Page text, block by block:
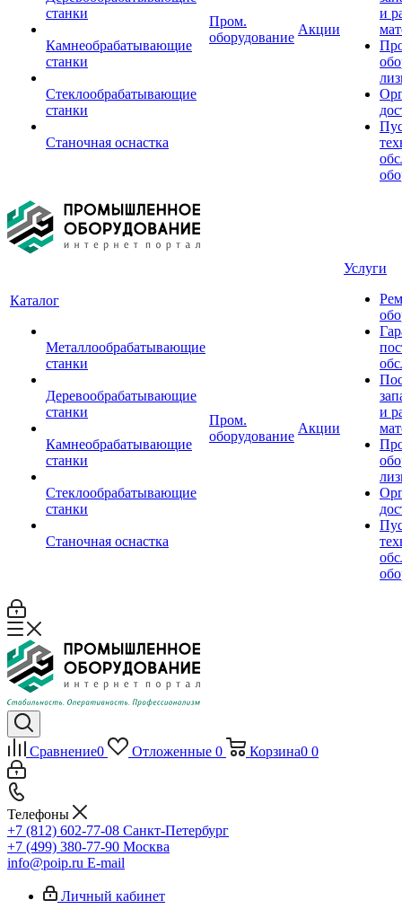
станки
Камнеобрабатывающие
станки
Стеклообрабатывающие
станки
Станочная оснастка
Пром.
оборудование
Акции
и
Каталог
Металлообрабатывающие
станки
Деревообрабатывающие
станки
Камнеобрабатывающие
станки
Стеклообрабатывающие
станки
Станочная оснастка
Пром.
оборудование
Акции
Услуги
и
Сравнение0 Отложенные 0 Корзина0 0
Телефоны
+7 (812) 602-77-08 Санкт-Петербург
+7 (499) 380-77-90 Москва
info@poip.ru E-mail
Личный кабинет